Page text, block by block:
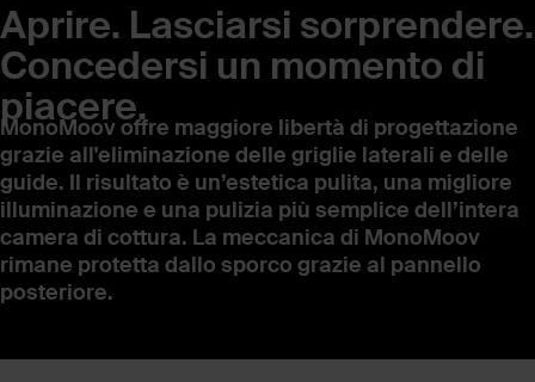
Aprire. Lasciarsi sorprendere.
Concedersi un momento di
piacere.
MonoMoov offre maggiore libertà di progettazione
grazie all'eliminazione delle griglie laterali e delle
guide. Il risultato è un’estetica pulita, una migliore
illuminazione e una pulizia più semplice dell’intera
camera di cottura. La meccanica di MonoMoov
rimane protetta dallo sporco grazie al pannello
posteriore.